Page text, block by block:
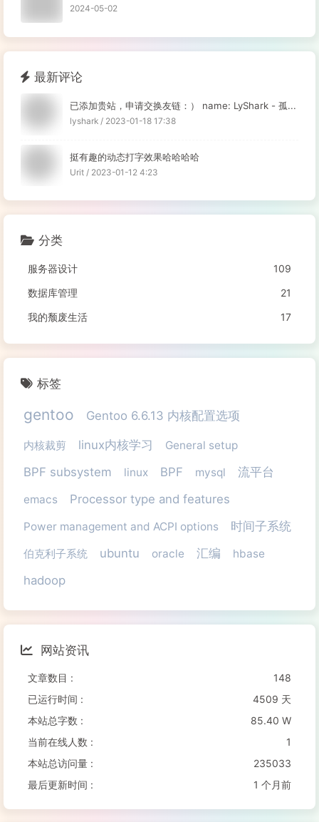
2024-05-02
最新评论
已添加贵站，申请交换友链：） name: LyShark - 孤...
lyshark / 2023-01-18 17:38
挺有趣的动态打字效果哈哈哈哈
Urit / 2023-01-12 4:23
分类
服务器设计
109
数据库管理
21
我的颓废生活
17
标签
gentoo Gentoo 6.6.13 内核配置选项
内核裁剪 linux内核学习 General setup
BPF subsystem linux BPF mysql 流平台
emacs Processor type and features
Power management and ACPI options 时间子系统
伯克利子系统 ubuntu oracle 汇编 hbase
hadoop
网站资讯
文章数目 :
148
已运行时间 :
4509 天
本站总字数 :
85.40 W
当前在线人数 :
1
本站总访问量 :
235033
最后更新时间 :
1 个月前